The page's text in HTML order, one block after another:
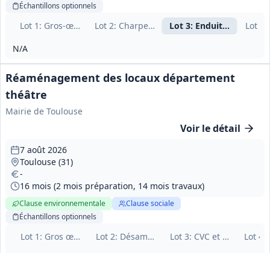
Lot 1 : Gros-œuvre (01a)
Lot 2: Charpente, couverture, zinguerie
Lot 3: Enduit façadeLot
N/A
Échantillons optionnels
Réaménagement des locaux département
théâtre
Mairie de Toulouse
Voir le détail
Lot 1 : Gros œuvre, étanchéité et sols durs
Lot 2: Désamiantage et couverture
Lot 3: CVC et plomberie
Lot 4
7 août 2026
Toulouse (31)
-
16 mois (2 mois préparation, 14 mois travaux)
Clause environnementale
Clause sociale
Échantillons optionnels